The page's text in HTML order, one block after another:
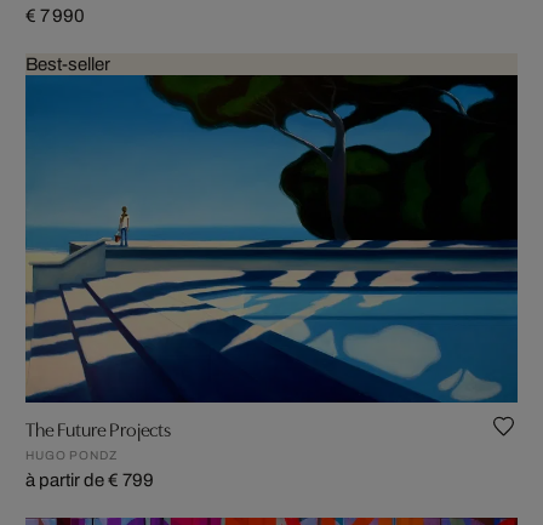
€ 7 990
Best-seller
The Future Projects
HUGO PONDZ
à partir de € 799